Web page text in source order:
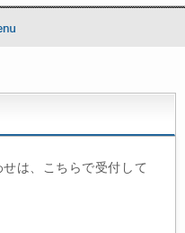
は、こちらで受付して